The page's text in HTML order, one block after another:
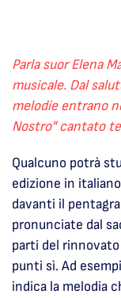
Parla suor Elena
musicale. Dal
melodie entrano
Nostro" cantato
Qualcuno potrà
edizione in
davanti il
pronunciate dal
parti del
punti sì. Ad
indica la melodia